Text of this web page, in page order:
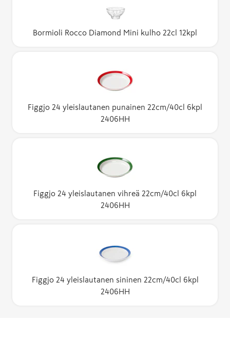
Bormioli Rocco Diamond Mini kulho 22cl 12kpl
Figgjo 24 yleislautanen punainen 22cm/40cl 6kpl
2406HH
Figgjo 24 yleislautanen vihreä 22cm/40cl 6kpl
2406HH
Figgjo 24 yleislautanen sininen 22cm/40cl 6kpl
2406HH